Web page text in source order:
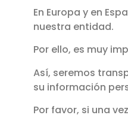
En Europa y en
nuestra entidad.
Por ello, es muy
Así, seremos
su información
Por favor, si una